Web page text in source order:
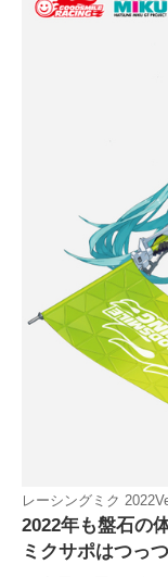
レーシングミク
2022年も盤石の
ミクサポはつっ